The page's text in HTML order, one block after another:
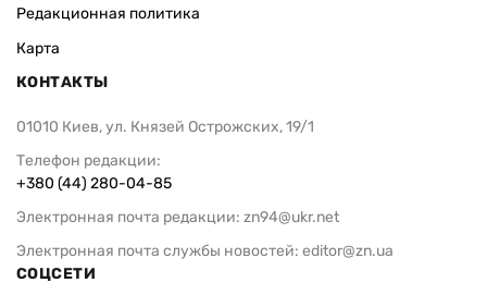
Редакционная политика
Карта
КОНТАКТЫ
01010 Киев, ул. Князей Острожских, 19/1
Телефон редакции:
+380 (44) 280-04-85
Электронная почта редакции: zn94@ukr.net
Электронная почта службы новостей: editor@zn.ua
СОЦСЕТИ